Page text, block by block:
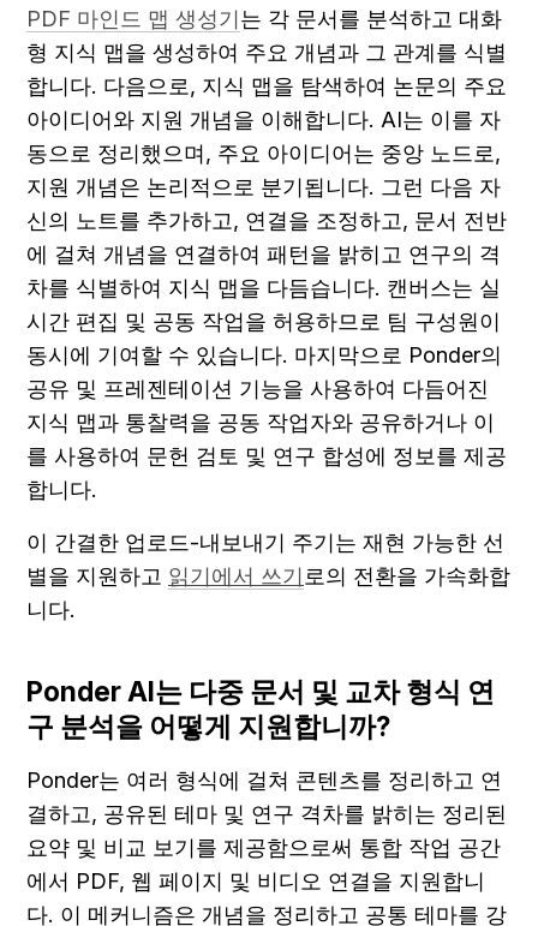
PDF 마인드 맵 생성기는 각 문서를 분석하고 대화
형 지식 맵을 생성하여 주요 개념과 그 관계를 식별
합니다. 다음으로, 지식 맵을 탐색하여 논문의 주요
아이디어와 지원 개념을 이해합니다. AI는 이를 자
동으로 정리했으며, 주요 아이디어는 중앙 노드로,
지원 개념은 논리적으로 분기됩니다. 그런 다음 자
신의 노트를 추가하고, 연결을 조정하고, 문서 전반
에 걸쳐 개념을 연결하여 패턴을 밝히고 연구의 격
차를 식별하여 지식 맵을 다듬습니다. 캔버스는 실
시간 편집 및 공동 작업을 허용하므로 팀 구성원이
동시에 기여할 수 있습니다. 마지막으로 Ponder의
공유 및 프레젠테이션 기능을 사용하여 다듬어진
지식 맵과 통찰력을 공동 작업자와 공유하거나 이
를 사용하여 문헌 검토 및 연구 합성에 정보를 제공
합니다.
이 간결한 업로드-내보내기 주기는 재현 가능한 선
별을 지원하고 읽기에서 쓰기 로의 전환을 가속화합
니다.
Ponder AI는 다중 문서 및 교차 형식 연
구 분석을 어떻게 지원합니까?
Ponder는 여러 형식에 걸쳐 콘텐츠를 정리하고 연
결하고, 공유된 테마 및 연구 격차를 밝히는 정리된
요약 및 비교 보기를 제공함으로써 통합 작업 공간
에서 PDF, 웹 페이지 및 비디오 연결을 지원합니
다. 이 메커니즘은 개념을 정리하고 공통 테마를 강